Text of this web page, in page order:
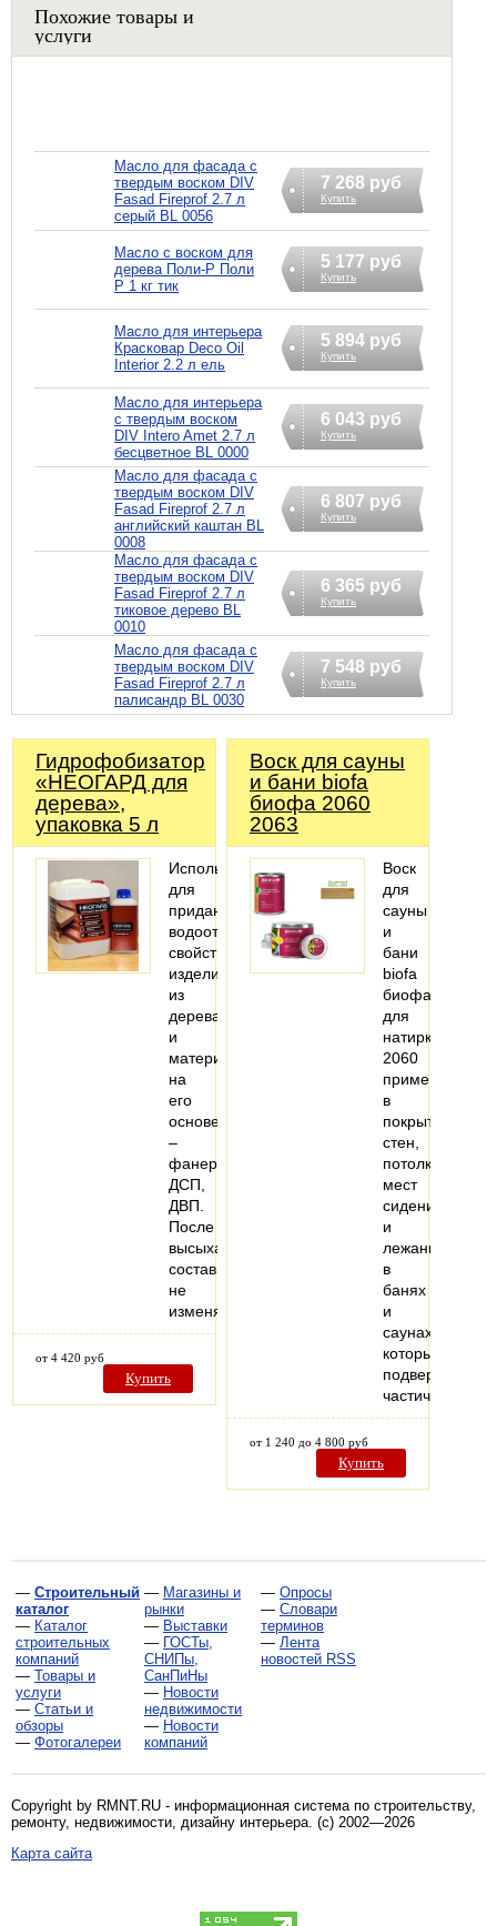
Похожие товары и
услуги
Масло для фасада с
твердым воском DIV
Fasad Fireprof 2.7 л
серый BL 0056
7 268 руб
Купить
Масло с воском для
дерева Поли-Р Поли
Р 1 кг тик
5 177 руб
Купить
Масло для интерьера
Красковар Deco Oil
Interior 2.2 л ель
5 894 руб
Купить
Масло для интерьера
с твердым воском
DIV Intero Amet 2.7 л
бесцветное BL 0000
6 043 руб
Купить
Масло для фасада с
твердым воском DIV
Fasad Fireprof 2.7 л
английский каштан BL
0008
6 807 руб
Купить
Масло для фасада с
твердым воском DIV
Fasad Fireprof 2.7 л
тиковое дерево BL
0010
6 365 руб
Купить
Масло для фасада с
твердым воском DIV
Fasad Fireprof 2.7 л
палисандр BL 0030
7 548 руб
Купить
Гидрофобизатор
«НЕОГАРД для
дерева»,
упаковка 5 л
Используется
для
придания
водоотталкивающих
свойств
изделиям
из
дерева
и
материалам
на
его
основе
–
фанере,
ДСП,
ДВП.
После
высыхания
состав
не
изменяет…
от 4 420 руб
Купить
Воск для сауны
и бани biofa
биофа 2060
2063
Воск
для
сауны
и
бани
biofa
биофа
для
натирки
2060
применяется
в
покрытии
стен,
потолков,
мест
сидения
и
лежания
в
банях
и
саунах,
которые
подвержены
частичному…
от 1 240 до 4 800 руб
Купить
— Строительный
каталог
— Каталог
строительных
компаний
— Товары и
услуги
— Статьи и
обзоры
— Фотогалереи
— Магазины и
рынки
— Выставки
— ГОСТы,
СНИПы,
СанПиНы
— Новости
недвижимости
— Новости
компаний
— Опросы
— Словари
терминов
— Лента
новостей RSS
Copyright by RMNT.RU - информационная система по строительству,
ремонту, недвижимости, дизайну интерьера . (c) 2002—2026
Карта сайта